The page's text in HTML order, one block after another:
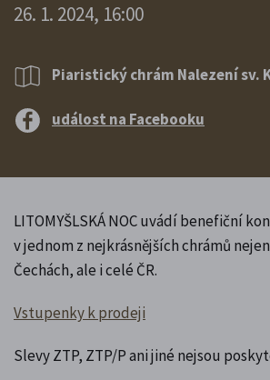
26. 1. 2024, 16:00
Piaristický chrám Nalezení sv.
událost na Facebooku
LITOMYŠLSKÁ NOC uvádí benefiční
v jednom z nejkrásnějších chrámů
Čechách, ale i celé ČR.
Vstupenky k prodeji
Slevy ZTP, ZTP/P ani jiné nejsou